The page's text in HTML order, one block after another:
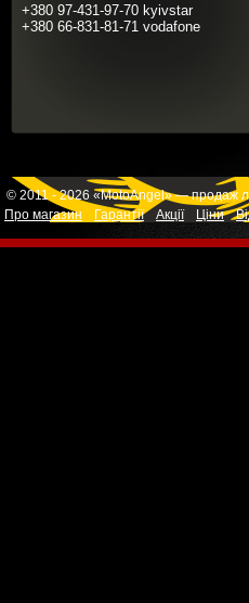
+380 97-431-97-70 kyivstar
+380 66-831-81-71 vodafone
© 2011 - 2026 «MotoAngel» — продаж
Про магазин
Гарантії Акції Ціни